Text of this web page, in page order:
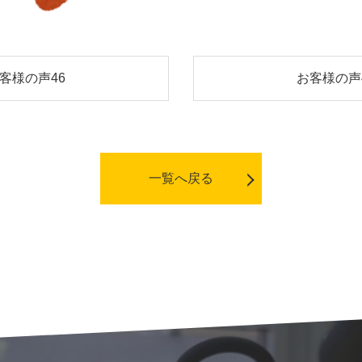
様の声46 お客様の
一覧へ戻る